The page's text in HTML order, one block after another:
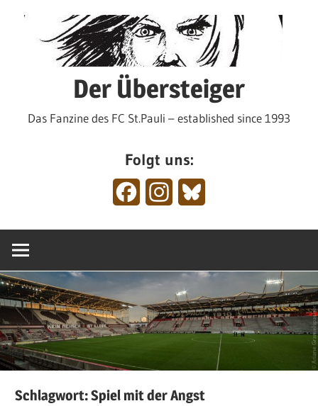
Der Übersteiger
Das Fanzine des FC St.Pauli – established since 1993
Folgt uns:
FacebookInstagram
Schlagwort:Spiel mit der Angst